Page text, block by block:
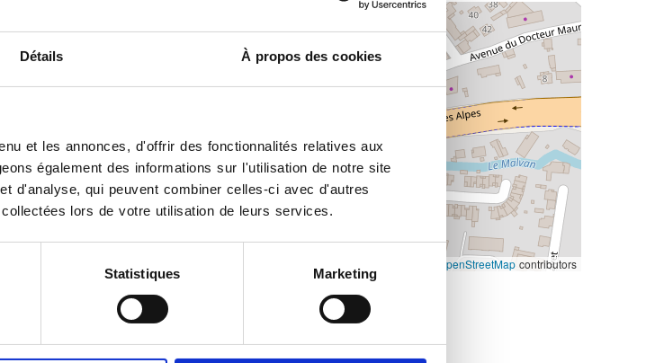
Détails À propos des cookies
et les annonces, d'offrir des fonctionnalités relatives aux
également des informations sur l'utilisation de notre site
d'analyse, qui peuvent combiner celles-ci avec d'autres
lors de votre utilisation de leurs services.
Statistiques Marketing
OpenStreetMap contributors